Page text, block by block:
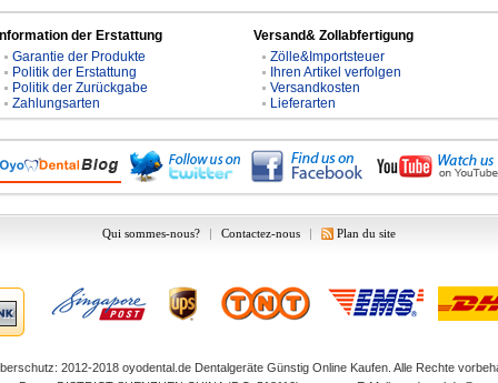
Information der Erstattung
Garantie der Produkte
Politik der Erstattung
Politik der Zurückgabe
Zahlungsarten
Versand& Zollabfertigung
Zölle&Importsteuer
Ihren Artikel verfolgen
Versandkosten
Lieferarten
Qui sommes-nous? | Contactez-nous | Plan du site
2012-2018 oyodental.de Dentalgeräte Günstig Online Kaufen. Alle Rechte